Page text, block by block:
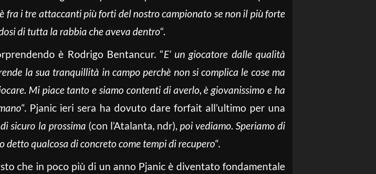
fra i tre attaccanti più forti del nostro campionato se non il più forte
di tutta la rabbia che aveva dentro“.
è Rodrigo Bentancur. “E’ un giocatore dalle qualità
la sua tranquillità in campo perchè non si complica le cose ma
Mi piace tanto e siamo contenti di averlo, è giovanissimo e ha
“. Pjanic ieri sera ha dovuto dare forfait all’ultimo per una
sicuro la prossima (con l’Atalanta, ndr), poi vediamo. Speriamo di
detto qualcosa di concreto come tempi di recupero“.
che in poco più di un anno Pjanic è diventato fondamentale